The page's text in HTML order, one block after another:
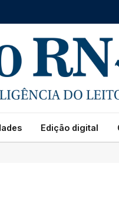
Edição digital